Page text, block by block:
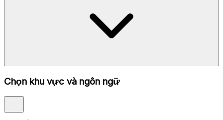
Chọn khu vực và ngôn ngữ